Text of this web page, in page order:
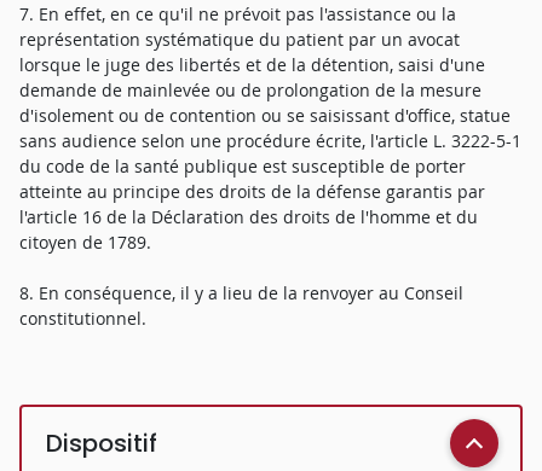
7. En effet, en ce qu'il ne prévoit pas l'assistance ou la
représentation systématique du patient par un avocat
lorsque le juge des libertés et de la détention, saisi d'une
demande de mainlevée ou de prolongation de la mesure
d'isolement ou de contention ou se saisissant d'office, statue
sans audience selon une procédure écrite, l'article L. 3222-5-1
du code de la santé publique est susceptible de porter
atteinte au principe des droits de la défense garantis par
l'article 16 de la Déclaration des droits de l'homme et du
citoyen de 1789.
8. En conséquence, il y a lieu de la renvoyer au Conseil
constitutionnel.
Dispositif